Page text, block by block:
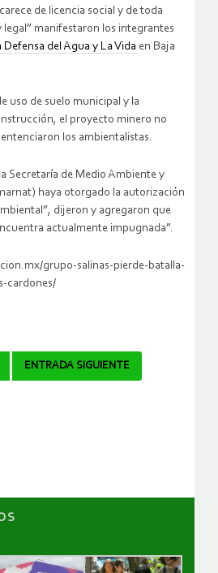
de licencia social y de toda
manifestaron los integrantes
del Agua y La Vida en Baja
uso de suelo municipal y la
el proyecto minero no
los ambientalistas.
Secretaría de Medio Ambiente y
haya otorgado la autorización
dijeron y agregaron que
actualmente impugnada”.
grupo-salinas-pierde-batalla-
cardones/
ENTRADA SIGUIENTE